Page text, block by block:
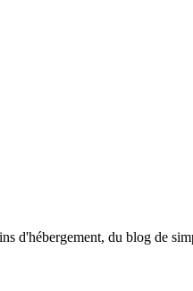
d'hébergement, du blog de